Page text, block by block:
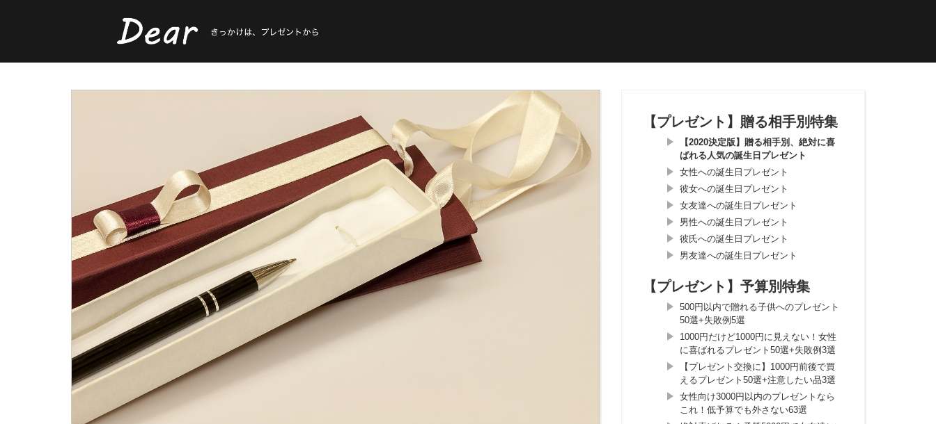
【プレゼント】贈る相手別特集
【2020決定版】贈る相手別、絶対に喜
ばれる人気の誕生日プレゼント
女性への誕生日プレゼント
彼女への誕生日プレゼント
女友達への誕生日プレゼント
男性への誕生日プレゼント
彼氏への誕生日プレゼント
男友達への誕生日プレゼント
【プレゼント】予算別特集
500円以内で贈れる子供へのプレゼント
50選+失敗例5選
1000円だけど1000円に見えない！女性
に喜ばれるプレゼント50選+失敗例3選
【プレゼント交換に】1000円前後で買
えるプレゼント50選+注意したい品3選
女性向け3000円以内のプレゼントなら
これ！低予算でも外さない63選